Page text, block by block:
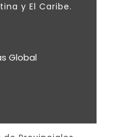
y El Caribe.
Global